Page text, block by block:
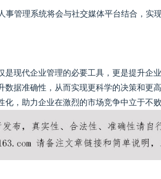
事管理系统将会与社交媒体平台结合，实
是现代企业管理的必要工具，更是提升企
数据准确性，从而实现更科学的决策和更
化，助力企业在激烈的市场竞争中立于不